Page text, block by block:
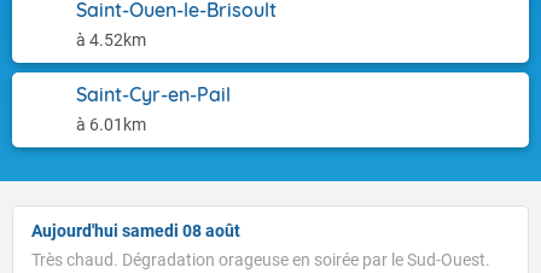
Saint-Ouen-le-Brisoult
à 4.52km
Saint-Cyr-en-Pail
à 6.01km
Aujourd'hui samedi 08 août
Très chaud. Dégradation orageuse en soirée par le Sud-Ouest.